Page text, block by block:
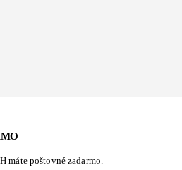
máte poštovné zadarmo.